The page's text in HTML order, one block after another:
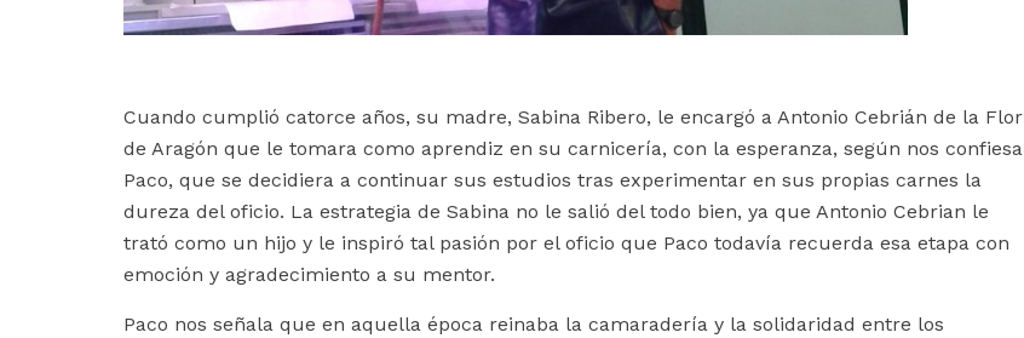
Cuando cumplió catorce años, su madre, Sabina Ribero, le encargó a Antonio Cebrián de la Flor
de Aragón que le tomara como aprendiz en su carnicería, con la esperanza, según nos confiesa
Paco, que se decidiera a continuar sus estudios tras experimentar en sus propias carnes la
dureza del oficio. La estrategia de Sabina no le salió del todo bien, ya que Antonio Cebrian le
trató como un hijo y le inspiró tal pasión por el oficio que Paco todavía recuerda esa etapa con
emoción y agradecimiento a su mentor.
Paco nos señala que en aquella época reinaba la camaradería y la solidaridad entre los